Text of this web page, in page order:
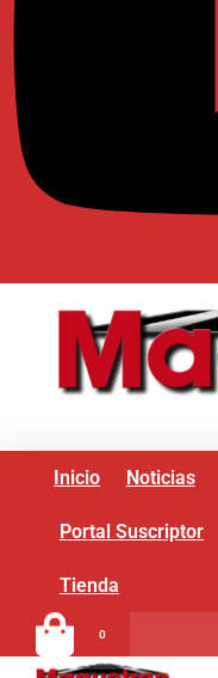
Inicio Noticias
Portal Suscriptor
Tienda
Carrito
MENU